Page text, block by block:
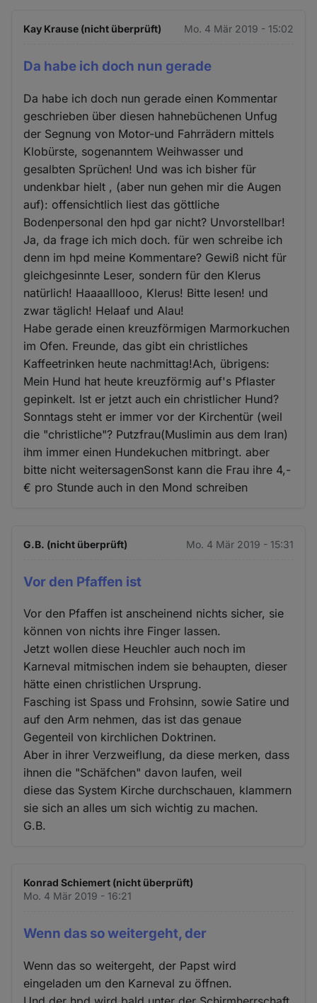
Kay Krause (nicht überprüft) Mo. 4 Mär 2019 - 15:02
Da habe ich doch nun gerade
Da habe ich doch nun gerade einen Kommentar
geschrieben über diesen hahnebüchenen Unfug
der Segnung von Motor-und Fahrrädern mittels
Klobürste, sogenanntem Weihwasser und
gesalbten Sprüchen! Und was ich bisher für
undenkbar hielt , (aber nun gehen mir die Augen
auf): offensichtlich liest das göttliche
Bodenpersonal den hpd gar nicht? Unvorstellbar!
Ja, da frage ich mich doch. für wen schreibe ich
denn im hpd meine Kommentare? Gewiß nicht für
gleichgesinnte Leser, sondern für den Klerus
natürlich! Haaaalllooo, Klerus! Bitte lesen! und
zwar täglich! Helaaf und Alau!
Habe gerade einen kreuzförmigen Marmorkuchen
im Ofen. Freunde, das gibt ein christliches
Kaffeetrinken heute nachmittag!Ach, übrigens:
Mein Hund hat heute kreuzförmig auf's Pflaster
gepinkelt. Ist er jetzt auch ein christlicher Hund?
Sonntags steht er immer vor der Kirchentür (weil
die "christliche"? Putzfrau(Muslimin aus dem Iran)
ihm immer einen Hundekuchen mitbringt. aber
bitte nicht weitersagenSonst kann die Frau ihre 4,-
€ pro Stunde auch in den Mond schreiben
G.B. (nicht überprüft) Mo. 4 Mär 2019 - 15:31
Vor den Pfaffen ist
Vor den Pfaffen ist anscheinend nichts sicher, sie
können von nichts ihre Finger lassen.
Jetzt wollen diese Heuchler auch noch im
Karneval mitmischen indem sie behaupten, dieser
hätte einen christlichen Ursprung.
Fasching ist Spass und Frohsinn, sowie Satire und
auf den Arm nehmen, das ist das genaue
Gegenteil von kirchlichen Doktrinen.
Aber in ihrer Verzweiflung, da diese merken, dass
ihnen die "Schäfchen" davon laufen, weil
diese das System Kirche durchschauen, klammern
sie sich an alles um sich wichtig zu machen.
G.B.
Konrad Schiemert (nicht überprüft)
Mo. 4 Mär 2019 - 16:21
Wenn das so weitergeht, der
Wenn das so weitergeht, der Papst wird
eingeladen um den Karneval zu öffnen.